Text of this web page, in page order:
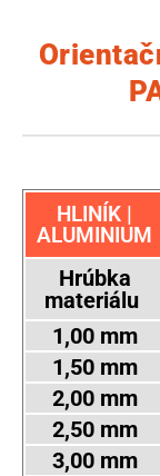
HLINÍK |
ALUMINIUM
Hrúbka
materiálu
1,00 mm
1,50 mm
2,00 mm
2,50 mm
3,00 mm